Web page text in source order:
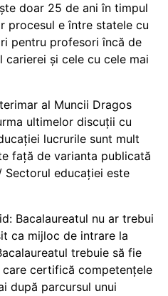
doar 25 de ani în timpul
procesul e între statele cu
pentru profesori încă de
carierei și cele cu cele mai
al Muncii Dragos
ultimelor discuții cu
lucrurile sunt mult
față de varianta publicată
Sectorul educației este
Bacalaureatul nu ar trebui
ca mijloc de intrare la
trebuie să fie
care certifică competențele
după parcursul unui